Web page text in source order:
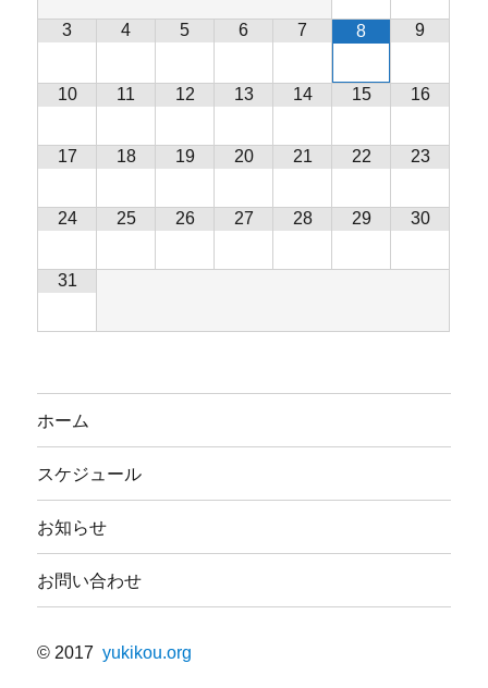
3 4 5 6 7 8 9
10 11 12 13 14 15 16
17 18 19 20 21 22 23
24 25 26 27 28 29 30
31
ホーム
スケジュール
お知らせ
お問い合わせ
© 2017 yukikou.org